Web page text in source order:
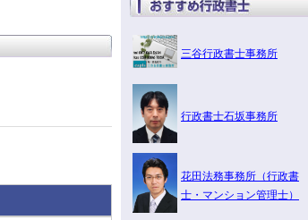
三谷行政書士事務所
行政書士石坂事務所
花田法務事務所（行政書
士・マンション管理士）